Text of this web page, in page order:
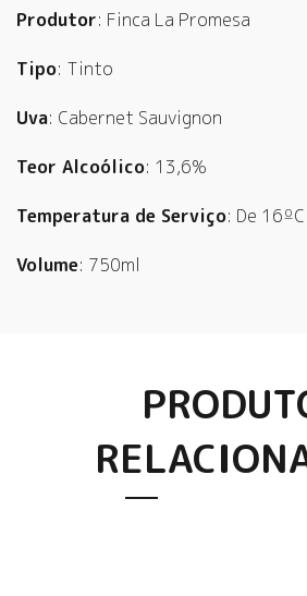
Produtor: Finca La Promesa
Tipo: Tinto
Uva: Cabernet Sauvignon
Teor Alcoólico: 13,6%
Temperatura de Serviço: De
Volume: 750ml